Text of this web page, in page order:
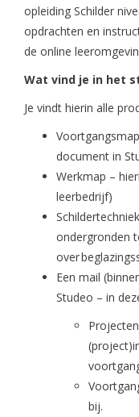
opleiding Schilder
opdrachten en
de online
Wat vind je in het
Je vindt hierin alle
document in
Werkmap –
leerbedrijf)
ondergronden
over
Een mail
Studeo – in
bij.